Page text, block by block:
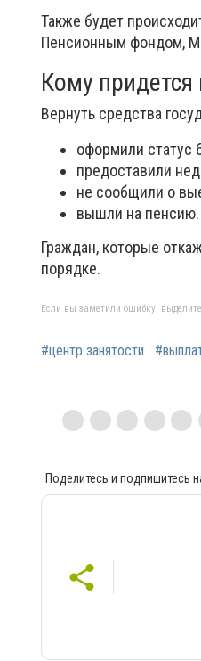
Также будет
Пенсионным фондом,
Кому
Вернуть средства
оформили статус
предоставили
не сообщили о
вышли на пенсию.
Граждан, которые
порядке.
Если вы заметили ошибку,
#центр занятости
Поделитесь и подпишитесь